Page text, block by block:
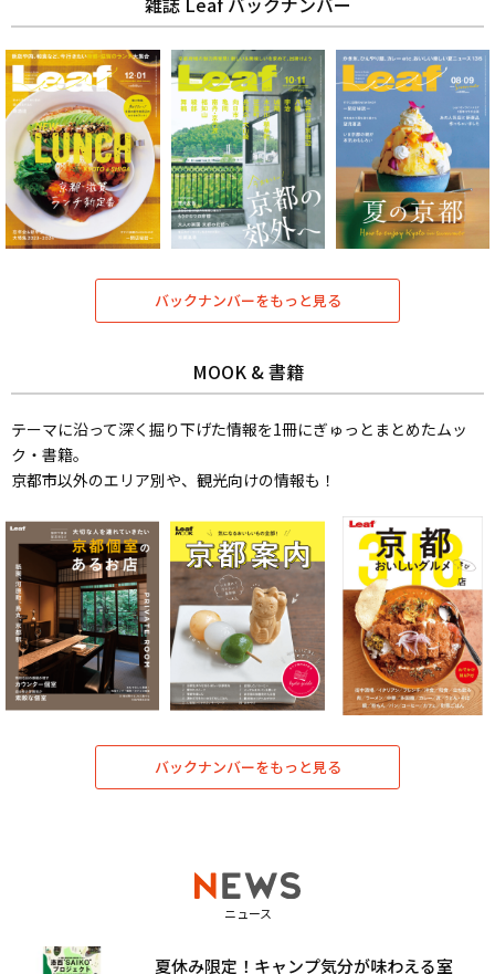
バックナンバーをもっと見る
MOOK & 書籍
テーマに沿って深く掘り下げた情報を1冊にぎゅっとまとめたムッ
ク・書籍。
京都市以外のエリア別や、観光向けの情報も！
バックナンバーをもっと見る
ニュース
夏休み限定！キャンプ気分が味わえる室